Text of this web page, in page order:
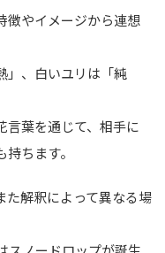
徴やイメージから連想
」、白いユリは「純
言葉を通じて、相手に
ちます。
た解釈によって異なる場